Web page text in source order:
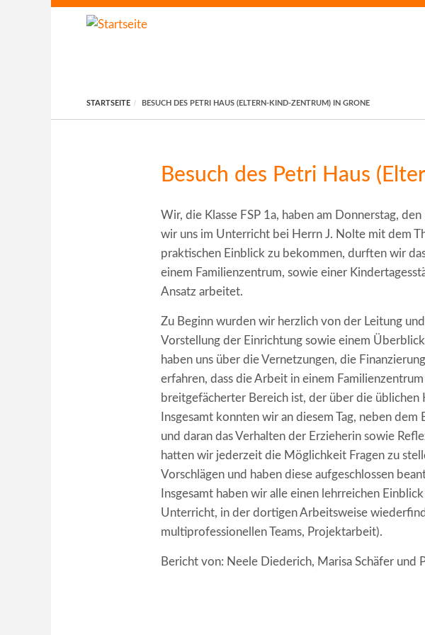
Direkt zum Inhalt
STARTSEITE BESUCH DES PETRI HAUS (ELTERN-KIND-ZENTRUM) IN GRONE
Besuch des Petri Haus
Wir, die Klasse FSP 1a, haben am Donnerstag,
wir uns im Unterricht bei Herrn J. Nolte mit dem
praktischen Einblick zu bekommen, durften wir
einem Familienzentrum, sowie einer
Ansatz arbeitet.
Zu Beginn wurden wir herzlich von der Leitung
Vorstellung der Einrichtung sowie einem
haben uns über die Vernetzungen, die
erfahren, dass die Arbeit in einem
breitgefächerter Bereich ist, der über die
Insgesamt konnten wir an diesem Tag, neben
und daran das Verhalten der Erzieherin sowie
hatten wir jederzeit die Möglichkeit Fragen zu
Vorschlägen und haben diese aufgeschlossen
Insgesamt haben wir alle einen lehrreichen
Unterricht, in der dortigen Arbeitsweise
multiprofessionellen Teams, Projektarbeit).
Bericht von: Neele Diederich, Marisa Schäfer und